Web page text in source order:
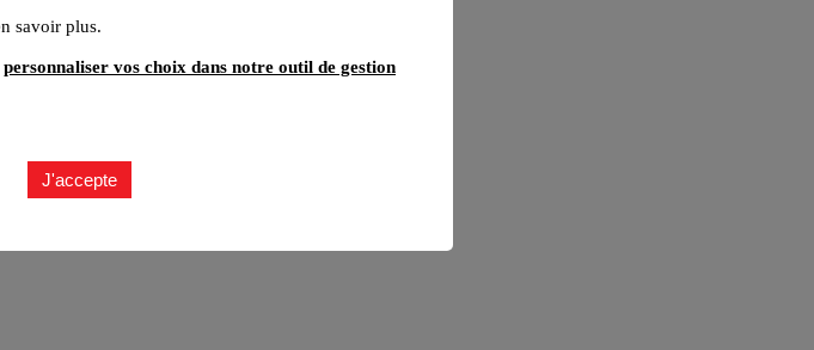
savoir plus.
personnaliser vos choix dans notre outil de gestion
J'accepte